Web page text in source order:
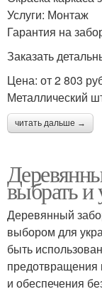
Услуги: Монтаж
Гарантия на
Заказать
Цена: от 2 803
Металлический
читать дальше →
выбрать и
Деревянный
выбором для
быть
предотвращения
и обеспечения